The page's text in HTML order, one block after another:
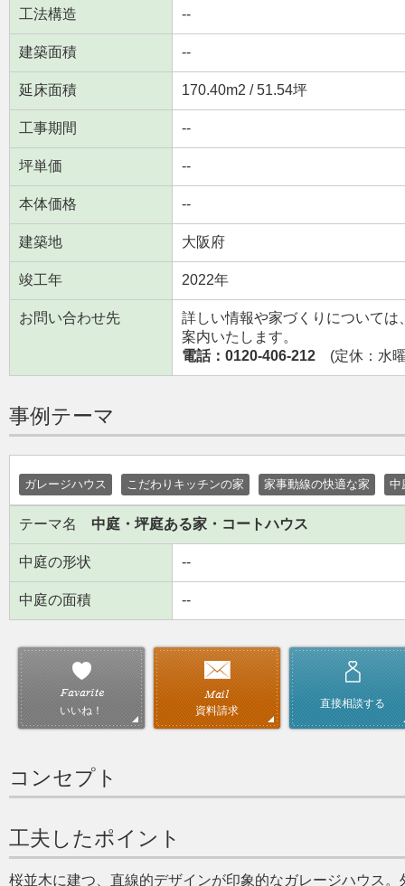
工法構造 --
建築面積 --
延床面積 170.40m2 / 51.54坪
工事期間 --
坪単価 --
本体価格 --
建築地 大阪府
竣工年 2022年
お問い合わせ先
詳しい情報や家づくりについて
案内いたします。
電話：0120-406-212 (定休：水
事例テーマ
ガレージハウス こだわりキッチンの家 家事動線の快適な家 中
テーマ名 中庭・坪庭ある家・コートハウス
中庭の形状 --
中庭の面積 --
いいね！ 資料請求
直接相談する
コンセプト
工夫したポイント
桜並木に建つ、直線的デザインが印象的なガレージハウス